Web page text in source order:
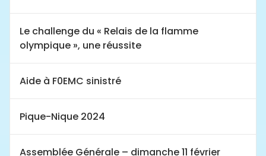
Le challenge du « Relais de la flamme
olympique », une réussite
Aide à F0EMC sinistré
Pique-Nique 2024
Assemblée Générale – dimanche 11 février